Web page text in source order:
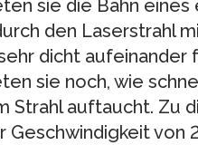
sie die Bahn eines
den Laserstrahl
dicht aufeinander
sie noch, wie
Strahl auftaucht. Zu
von